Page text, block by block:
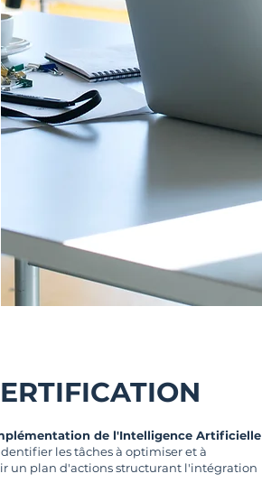
de l'Intelligence Artificielle
les tâches à optimiser et à
un plan d'actions structurant l'intégration